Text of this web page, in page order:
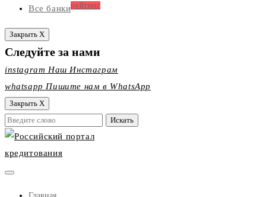
Все банкирейтинг
Закрыть X
Следуйте за нами
instagram Наш Инстаграм
whatsapp Пишите нам в WhatsApp
Закрыть X